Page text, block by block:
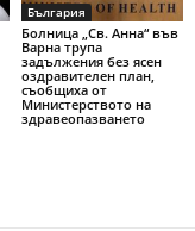
България
Болница „Св. Анна“ във
Варна трупа
задължения без ясен
оздравителен план,
съобщиха от
Министерството на
здравеопазването